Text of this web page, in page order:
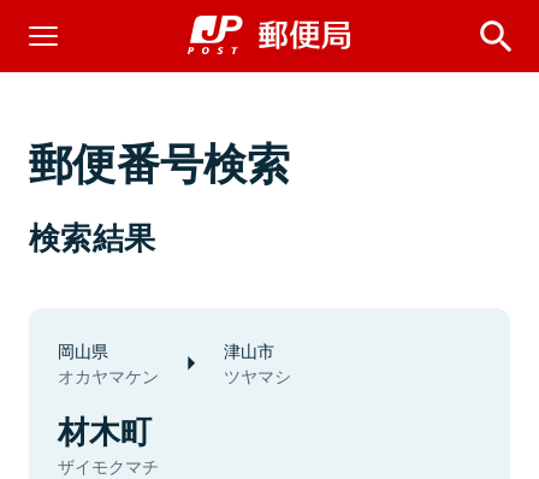
郵便番号検索
検索結果
岡山県
オカヤマケン
津山市
ツヤマシ
材木町
ザイモクマチ